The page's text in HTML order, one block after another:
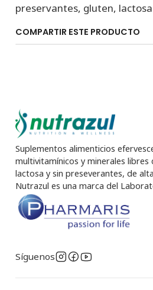
preservantes, gluten, lactosa
COMPARTIR ESTE PRODUCTO
Suplementos alimenticios
multivitamínicos y minerales libres
lactosa y sin preseverantes, de
Nutrazul es una marca del
Síguenos